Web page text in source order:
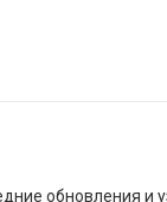
обновления и